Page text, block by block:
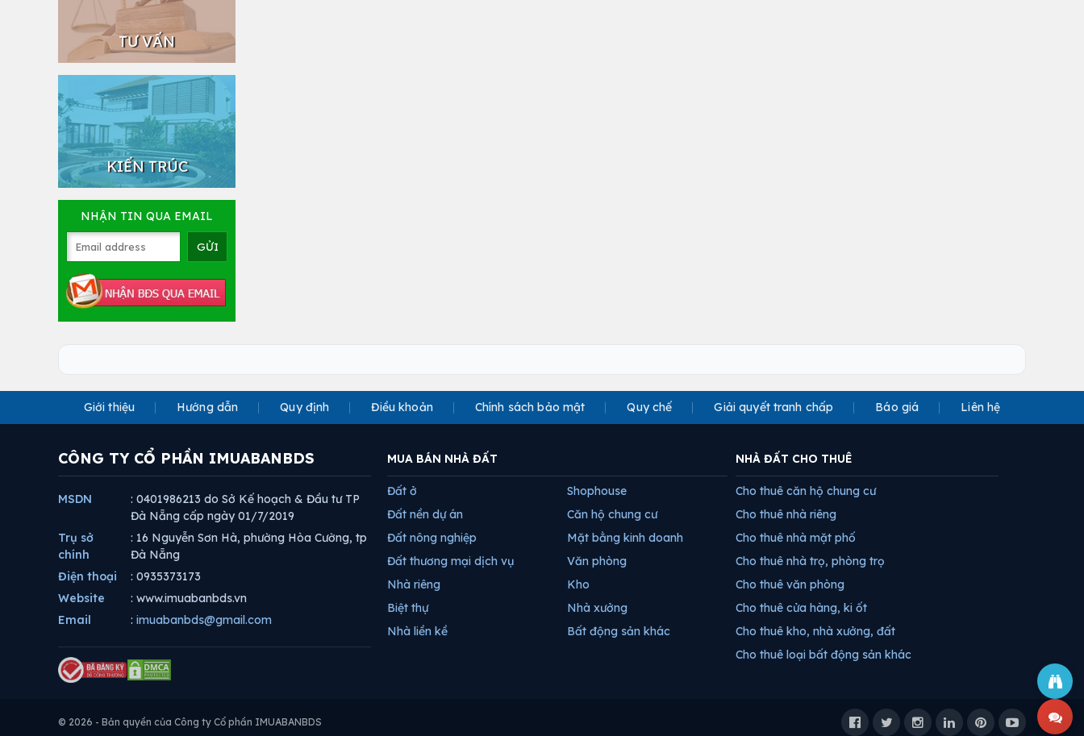
TƯ VẤN
KIẾN TRÚC
NHẬN TIN QUA EMAIL
Giới thiệu Hướng dẫn Quy định Điều khoản Chính sách bảo mật Quy chế Giải quyết tranh chấp Báo giá Liên hệ
CÔNG TY CỔ PHẦN IMUABANBDS
MSDN
: 0401986213 do Sở Kế hoạch & Đầu tư TP
Đà Nẵng cấp ngày 01/7/2019
Trụ sở
chính
: 16 Nguyễn Sơn Hà, phường Hòa Cường, tp
Đà Nẵng
Điện thoại
: 0935373173
Website
: www.imuabanbds.vn
Email
: imuabanbds@gmail.com
MUA BÁN NHÀ ĐẤT
Đất ở
Đất nền dự án
Đất nông nghiệp
Đất thương mại dịch vụ
Nhà riêng
Biệt thự
Nhà liền kề
Shophouse
Căn hộ chung cư
Mặt bằng kinh doanh
Văn phòng
Kho
Nhà xưởng
Bất động sản khác
NHÀ ĐẤT CHO THUÊ
Cho thuê căn hộ chung cư
Cho thuê nhà riêng
Cho thuê nhà mặt phố
Cho thuê nhà trọ, phòng trọ
Cho thuê văn phòng
Cho thuê cửa hàng, ki ốt
Cho thuê kho, nhà xưởng, đất
Cho thuê loại bất động sản khác
© 2026 - Bản quyền của Công ty Cổ phần IMUABANBDS